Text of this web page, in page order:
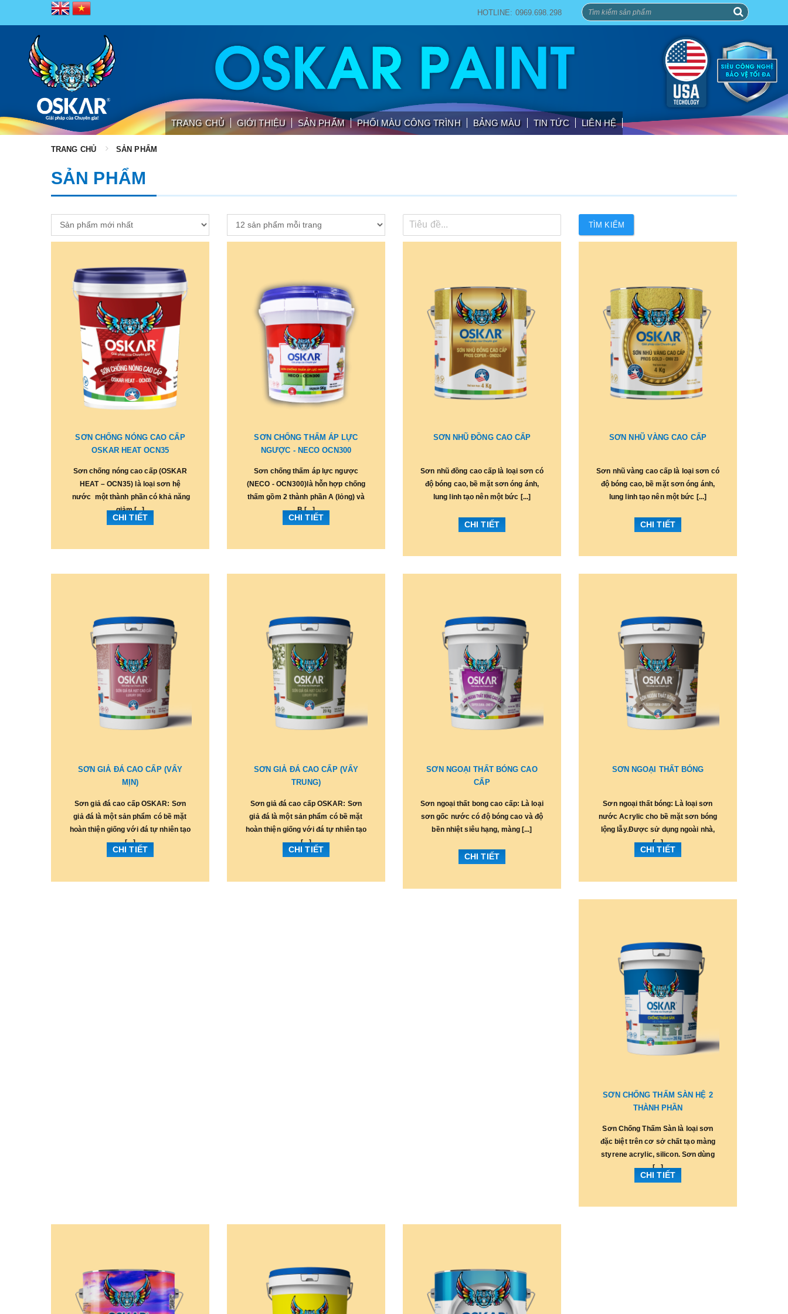
HOTLINE: 0969.698.298
TRANG CHỦ GIỚI THIỆU SẢN PHẨM PHỐI MÀU CÔNG TRÌNH BẢNG MÀU TIN TỨC LIÊN HỆ
TRANG CHỦ SẢN PHẨM
SẢN PHẨM
TÌM KIẾM
SƠN CHỐNG NÓNG CAO CẤP
OSKAR HEAT OCN35
Sơn chống nóng cao cấp (OSKAR
HEAT – OCN35) là loại sơn hệ
nước một thành phần có khả năng
giảm [...]
CHI TIẾT
SƠN CHỐNG THẤM ÁP LỰC
NGƯỢC - NECO OCN300
Sơn chống thấm áp lực ngược
(NECO - OCN300)là hỗn hợp chống
thấm gồm 2 thành phần A (lỏng) và
B [...]
CHI TIẾT
SƠN NHŨ ĐỒNG CAO CẤP
Sơn nhũ đồng cao cấp là loại sơn có
độ bóng cao, bề mặt sơn óng ánh,
lung linh tạo nên một bức [...]
CHI TIẾT
SƠN NHŨ VÀNG CAO CẤP
Sơn nhũ vàng cao cấp là loại sơn có
độ bóng cao, bề mặt sơn óng ánh,
lung linh tạo nên một bức [...]
CHI TIẾT
SƠN GIẢ ĐÁ CAO CẤP (VẨY
MỊN)
Sơn giả đá cao cấp OSKAR: Sơn
giả đá là một sản phẩm có bề mặt
hoàn thiện giống với đá tự nhiên tạo
[...]
CHI TIẾT
SƠN GIẢ ĐÁ CAO CẤP (VẨY
TRUNG)
Sơn giả đá cao cấp OSKAR: Sơn
giả đá là một sản phẩm có bề mặt
hoàn thiện giống với đá tự nhiên tạo
[...]
CHI TIẾT
SƠN NGOẠI THẤT BÓNG CAO
CẤP
Sơn ngoại thất bong cao cấp: Là loại
sơn gốc nước có độ bóng cao và độ
bền nhiệt siêu hạng, màng [...]
CHI TIẾT
SƠN NGOẠI THẤT BÓNG
Sơn ngoại thất bóng: Là loại sơn
nước Acrylic cho bề mặt sơn bóng
lộng lẫy.Được sử dụng ngoài nhà,
[...]
CHI TIẾT
SƠN CHỐNG THẤM SÀN HỆ 2
THÀNH PHẦN
Sơn Chống Thấm Sàn là loại sơn
đặc biệt trên cơ sở chất tạo màng
styrene acrylic, silicon. Sơn dùng
[...]
CHI TIẾT